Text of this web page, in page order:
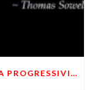
RILETTURE: “NON C’E’ DIFFERENZA FRA PROGRESSIVITA’ FISCALE E LEGGI RAZZIALI”